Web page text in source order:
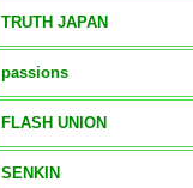
TRUTH JAPAN
passions
FLASH UNION
SENKIN